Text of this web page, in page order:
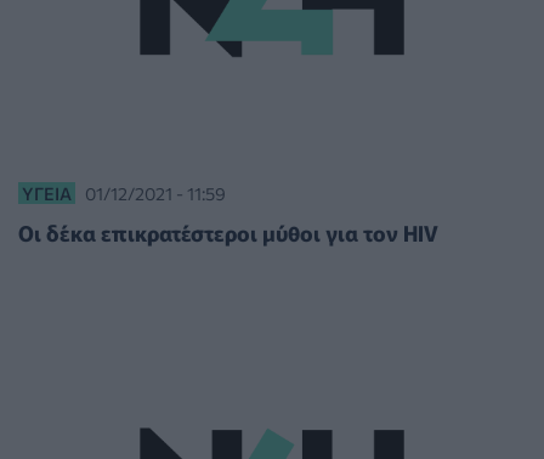
ΥΓΕΊΑ 01/12/2021 - 11:59
Οι δέκα επικρατέστεροι μύθοι για τον HIV